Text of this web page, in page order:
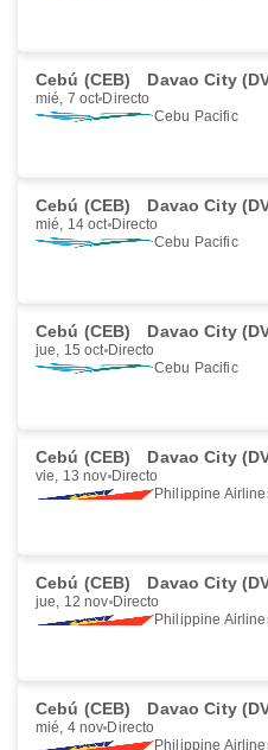
Cebú (CEB) Davao City
mié, 7 oct Directo
Cebu Pacific
Cebú (CEB) Davao City
mié, 14 oct Directo
Cebu Pacific
Cebú (CEB) Davao City
jue, 15 oct Directo
Cebu Pacific
Cebú (CEB) Davao City
vie, 13 nov Directo
Philippine
Cebú (CEB) Davao City
jue, 12 nov Directo
Philippine
Cebú (CEB) Davao City
mié, 4 nov Directo
Philippine